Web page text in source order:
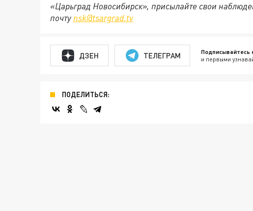
«Царьград Новосибирск», присылайте свои
почту nsk@tsargrad.tv
ДЗЕН ТЕЛЕГРАМ Подписывайтесь
и первыми
ПОДЕЛИТЬСЯ: